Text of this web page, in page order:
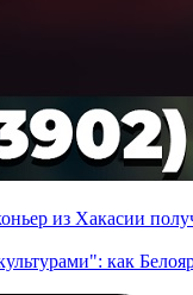
из Хакасии
как